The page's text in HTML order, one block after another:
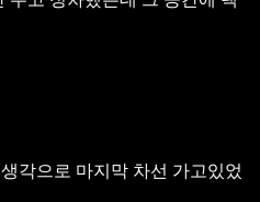
각으로 마지막 차선 가고있었